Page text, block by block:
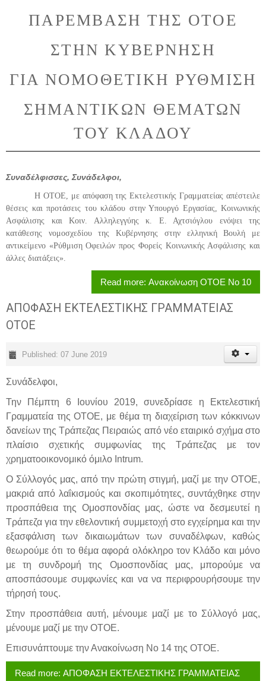
ΠΑΡΕΜΒΑΣΗ ΤΗΣ ΟΤΟΕ
ΣΤΗΝ ΚΥΒΕΡΝΗΣΗ
ΓΙΑ ΝΟΜΟΘΕΤΙΚΗ ΡΥΘΜΙΣΗ
ΣΗΜΑΝΤΙΚΩΝ ΘΕΜΑΤΩΝ
ΤΟΥ ΚΛΑΔΟΥ
Συναδέλφισσες, Συνάδελφοι,
Η ΟΤΟΕ, με απόφαση της Εκτελεστικής Γραμματείας απέστειλε
θέσεις και προτάσεις του κλάδου στην Υπουργό Εργασίας, Κοινωνικής
Ασφάλισης και Κοιν. Αλληλεγγύης κ. Ε. Αχτσιόγλου ενόψει της
κατάθεσης νομοσχεδίου της Κυβέρνησης στην ελληνική Βουλή με
αντικείμενο «Ρύθμιση Οφειλών προς Φορείς Κοινωνικής Ασφάλισης και
άλλες διατάξεις».
Read more: Ανακοίνωση ΟΤΟΕ Νο 10
ΑΠΟΦΑΣΗ ΕΚΤΕΛΕΣΤΙΚΗΣ ΓΡΑΜΜΑΤΕΙΑΣ
ΟΤΟΕ
Published: 07 June 2019
Συνάδελφοι,
Την Πέμπτη 6 Ιουνίου 2019, συνεδρίασε η Εκτελεστική
Γραμματεία της ΟΤΟΕ, με θέμα τη διαχείριση των κόκκινων
δανείων της Τράπεζας Πειραιώς από νέο εταιρικό σχήμα στο
πλαίσιο σχετικής συμφωνίας της Τράπεζας με τον
χρηματοοικονομικό όμιλο Intrum.
Ο Σύλλογός μας, από την πρώτη στιγμή, μαζί με την ΟΤΟΕ,
μακριά από λαΐκισμούς και σκοπιμότητες, συντάχθηκε στην
προσπάθεια της Ομοσπονδίας μας, ώστε να δεσμευτεί η
Τράπεζα για την εθελοντική συμμετοχή στο εγχείρημα και την
εξασφάλιση των δικαιωμάτων των συναδέλφων, καθώς
θεωρούμε ότι το θέμα αφορά ολόκληρο τον Κλάδο και μόνο
με τη συνδρομή της Ομοσπονδίας μας, μπορούμε να
αποσπάσουμε συμφωνίες και να να περιφρουρήσουμε την
τήρησή τους.
Στην προσπάθεια αυτή, μένουμε μαζί με το Σύλλογό μας,
μένουμε μαζί με την ΟΤΟΕ.
Επισυνάπτουμε την Ανακοίνωση Νο 14 της ΟΤΟΕ.
Read more: ΑΠΟΦΑΣΗ ΕΚΤΕΛΕΣΤΙΚΗΣ ΓΡΑΜΜΑΤΕΙΑΣ